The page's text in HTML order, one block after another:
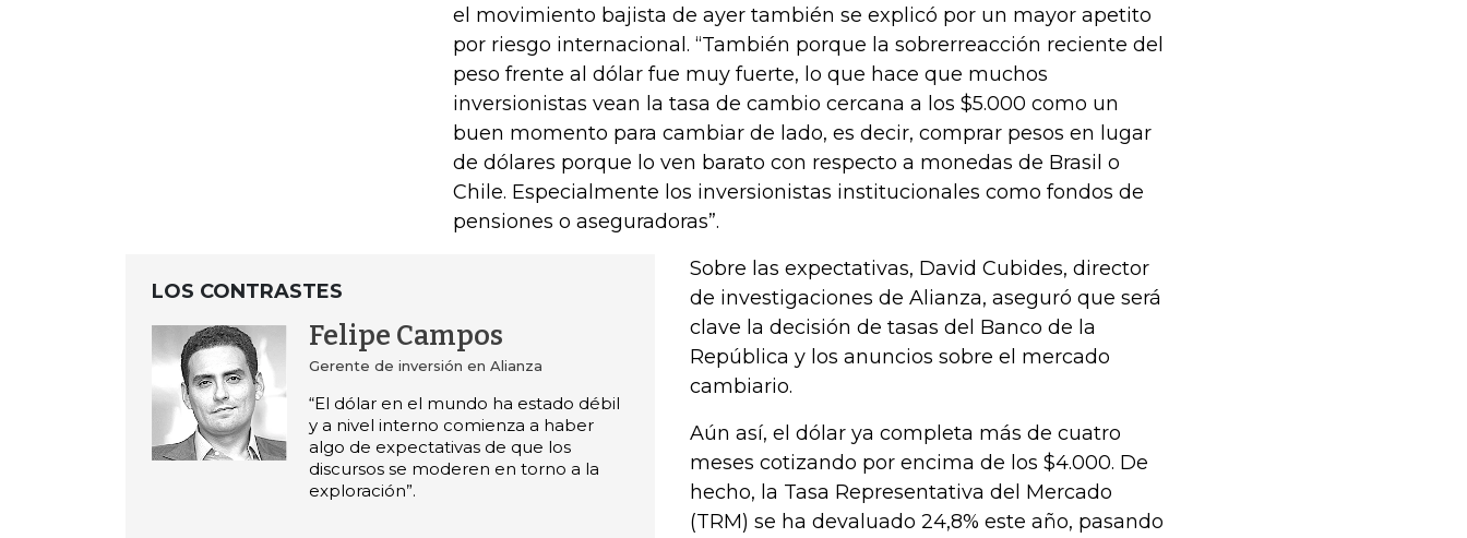
el movimiento bajista de ayer también se explicó por un mayor apetito
por riesgo internacional. “También porque la sobrerreacción reciente del
peso frente al dólar fue muy fuerte, lo que hace que muchos
inversionistas vean la tasa de cambio cercana a los $5.000 como un
buen momento para cambiar de lado, es decir, comprar pesos en lugar
de dólares porque lo ven barato con respecto a monedas de Brasil o
Chile. Especialmente los inversionistas institucionales como fondos de
pensiones o aseguradoras”.
LOS CONTRASTES
Felipe Campos
Gerente de inversión en Alianza
“El dólar en el mundo ha estado débil
y a nivel interno comienza a haber
algo de expectativas de que los
discursos se moderen en torno a la
exploración”.
Sobre las expectativas, David Cubides, director
de investigaciones de Alianza, aseguró que será
clave la decisión de tasas del Banco de la
República y los anuncios sobre el mercado
cambiario.
Aún así, el dólar ya completa más de cuatro
meses cotizando por encima de los $4.000. De
hecho, la Tasa Representativa del Mercado
(TRM) se ha devaluado 24,8% este año, pasando